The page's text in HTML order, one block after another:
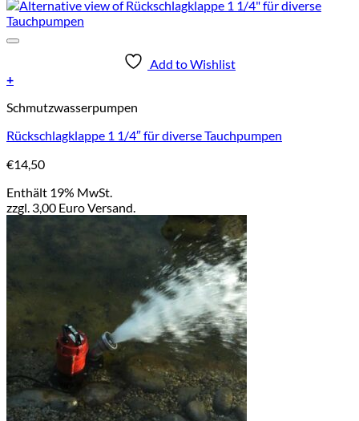
Add to Wishlist
+
Schmutzwasserpumpen
Rückschlagklappe 1 1/4″ für diverse Tauchpumpen
€14,50
Enthält 19% MwSt.
zzgl. 3,00 Euro Versand.